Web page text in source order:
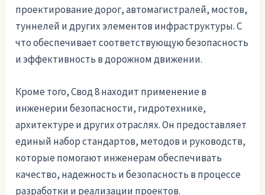
проектирование дорог, автомагистралей, мостов,
туннелей и других элементов инфраструктуры. С
что обеспечивает соответствующую безопасность
и эффективность в дорожном движении.
Кроме того, Свод 8 находит применение в
инженерии безопасности, гидротехнике,
архитектуре и других отраслях. Он предоставляет
единый набор стандартов, методов и руководств,
которые помогают инженерам обеспечивать
качество, надежность и безопасность в процессе
разработки и реализации проектов.